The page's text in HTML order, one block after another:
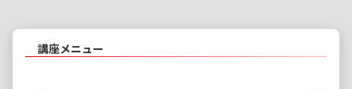
講座メニュー